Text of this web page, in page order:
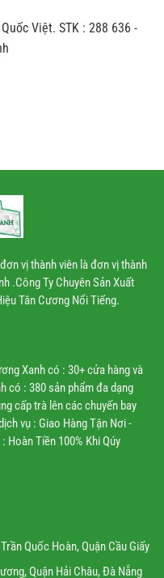
Việt. STK : 288 636 -
vị thành viên là đơn vị thành
.Công Ty Chuyên Sản Xuất
Tân Cương Nổi Tiếng.
Xanh có : 30+ cửa hàng và
có : 380 sản phẩm đa dạng
cấp trà lên các chuyến bay
vụ : Giao Hàng Tận Nơi -
Hoàn Tiền 100% Khi Qúy
Quốc Hoàn, Quận Cầu Giấy
Quận Hải Châu, Đà Nẵng